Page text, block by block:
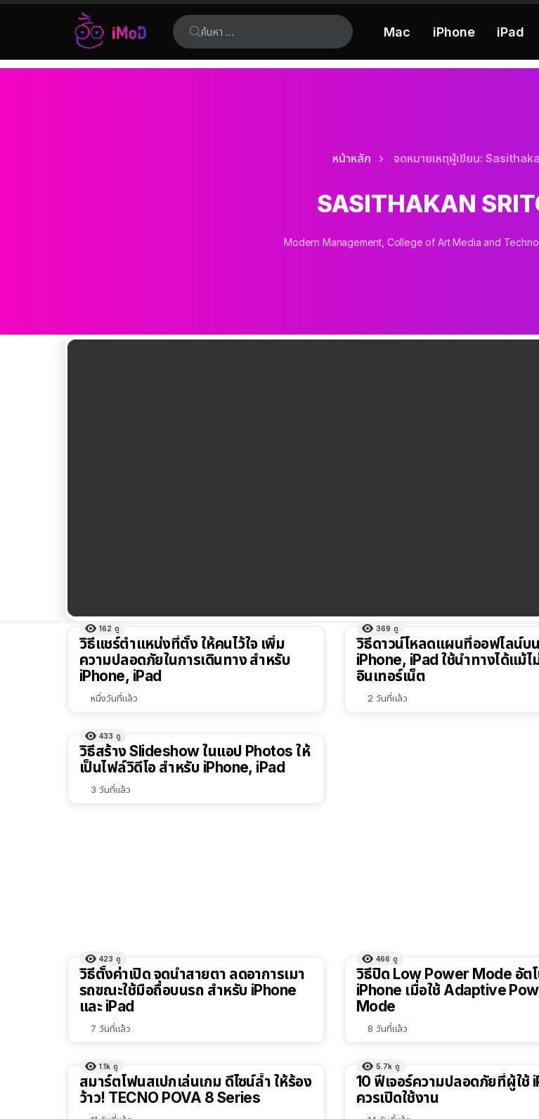
ค้นหา:
Mac iPhone iPad
หน้าหลัก จดหมายเหตุผู้เขียน:
SASITHAKAN
Modern Management, College of Art Media and
เรื่อง
ผลลัพธ์
ทั้งหมด
เรียง
ตาม
เลือก
162 ดู
วิธีแชร์ตำแหน่งที่ตั้ง ให้คนไว้ใจ เพิ่ม
ความปลอดภัยในการเดินทาง สำหรับ
iPhone, iPad
หนึ่งวันที่แล้ว
369 ดู
วิธีดาวน์โหลดแผนที่ออฟไลน์บน
iPhone, iPad ใช้นำทางได้แม้ไ
อินเทอร์เน็ต
2 วันที่แล้ว
433 ดู
วิธีสร้าง Slideshow ในแอป Photos ให้
เป็นไฟล์วิดีโอ สำหรับ iPhone, iPad
3 วันที่แล้ว
423 ดู
วิธีตั้งค่าเปิด จุดนำสายตา ลดอาการเมา
รถขณะใช้มือถือบนรถ สำหรับ iPhone
และ iPad
7 วันที่แล้ว
466 ดู
วิธีปิด Low Power Mode อัต
iPhone เมื่อใช้ Adaptive
Mode
8 วันที่แล้ว
1.1k ดู
สมาร์ตโฟนสเปกเล่นเกม ดีไซน์ล้ำ ให้ร้อง
ว้าว! TECNO POVA 8 Series
5.7k ดู
10 ฟีเจอร์ความปลอดภัยที่ผู้ใช้
ควรเปิดใช้งาน